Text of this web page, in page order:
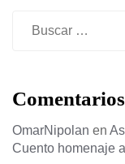
Comentarios
OmarNipolan en
Cuento homenaje